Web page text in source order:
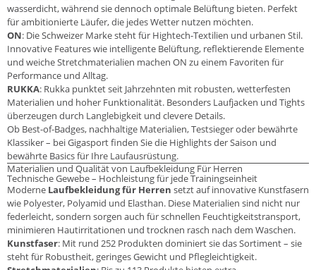
wasserdicht, während sie dennoch optimale Belüftung bieten. Perfekt
für ambitionierte Läufer, die jedes Wetter nutzen möchten.
ON: Die Schweizer Marke steht für Hightech-Textilien und urbanen Stil.
Innovative Features wie intelligente Belüftung, reflektierende Elemente
und weiche Stretchmaterialien machen ON zu einem Favoriten für
Performance und Alltag.
RUKKA: Rukka punktet seit Jahrzehnten mit robusten, wetterfesten
Materialien und hoher Funktionalität. Besonders Laufjacken und Tights
überzeugen durch Langlebigkeit und clevere Details.
Ob Best-of-Badges, nachhaltige Materialien, Testsieger oder bewährte
Klassiker – bei Gigasport finden Sie die Highlights der Saison und
bewährte Basics für Ihre Laufausrüstung.
Materialien und Qualität von Laufbekleidung Für Herren
Technische Gewebe – Hochleistung für jede Trainingseinheit
Moderne Laufbekleidung für Herren setzt auf innovative Kunstfasern
wie Polyester, Polyamid und Elasthan. Diese Materialien sind nicht nur
federleicht, sondern sorgen auch für schnellen Feuchtigkeitstransport,
minimieren Hautirritationen und trocknen rasch nach dem Waschen.
Kunstfaser: Mit rund 252 Produkten dominiert sie das Sortiment – sie
steht für Robustheit, geringes Gewicht und Pflegleichtigkeit.